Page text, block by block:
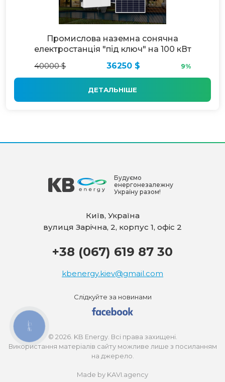
Промислова наземна сонячна
електростанція "під ключ" на 100 кВт
40000 $
36250 $ 9%
ДЕТАЛЬНІШЕ
Будуємо
енергонезалежну
Україну разом!
Київ, Україна
вулиця Зарічна, 2, корпус 1, офіс 2
+38 (067) 619 87 30
kbenergy.kiev@gmail.com
Слідкуйте за новинами
© 2026. KB Energy. Всі права захищені.
Використання матеріалів сайту можливе лише з посиланням
на джерело.
Made by KAVI.agency
КНОПКА
ЗВ'ЯЗКУ